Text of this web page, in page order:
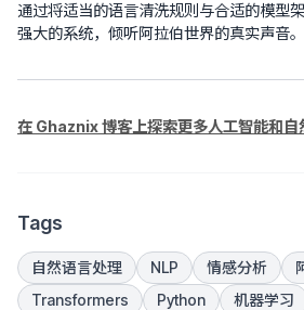
通过将适当的语言清洗规则与合适的模型
强大的系统，倾听阿拉伯世界的真实声音。
在 Ghaznix 博客上探索更多人工智能和
Tags
自然语言处理 NLP 情感分析
Transformers
Python 机器学习